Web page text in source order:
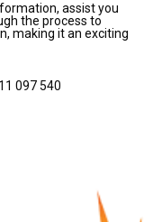
assist you
the process to
making it an exciting
097 540